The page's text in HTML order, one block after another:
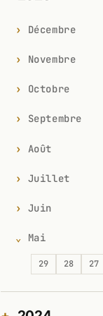
Décembre
Novembre
Octobre
Septembre
Août
Juillet
Juin
Mai
29 28 27